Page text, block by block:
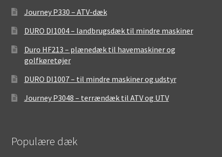
Journey P330 – ATV-dæk
DURO DI1004 – landbrugsdæk til mindre maskiner
Duro HF213 – plænedæk til havemaskiner og
golfkøretøjer
DURO DI1007 – til mindre maskiner og udstyr
Journey P3048 – terrændæk til ATV og UTV
Populære dæk